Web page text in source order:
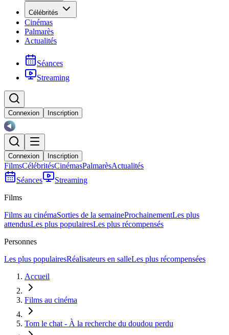
Célébrités
Cinémas
Palmarès
Actualités
Séances
Streaming
Connexion Inscription
Connexion Inscription
FilmsCélébritésCinémasPalmarèsActualités
Séances
Streaming
Films
Films au cinémaSorties de la semaineProchainementLes plus
attendusLes plus populairesLes plus récompensés
Personnes
Les plus populairesRéalisateurs en salleLes plus récompensées
Accueil
Films au cinéma
Tom le chat - À la recherche du doudou perdu